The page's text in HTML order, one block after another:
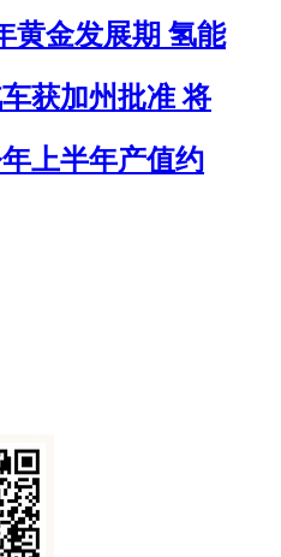
黄金发展期 氢能
获加州批准 将
上半年产值约